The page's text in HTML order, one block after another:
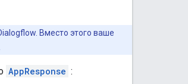
Вместо этого ваше
AppResponse :